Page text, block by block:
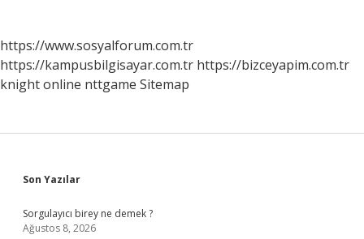
https://www.sosyalforum.com.tr
https://kampusbilgisayar.com.tr https://bizceyapim.com.tr
knight online nttgame Sitemap
Sidebar
Son Yazılar
Sorgulayıcı birey ne demek ?
Ağustos 8, 2026